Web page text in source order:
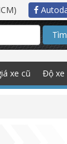
xe cũ Độ xe